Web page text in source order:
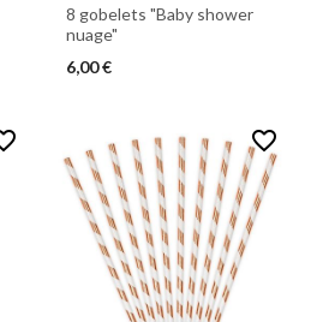
8 gobelets "Baby shower
nuage"
6,00 €
favorite_border